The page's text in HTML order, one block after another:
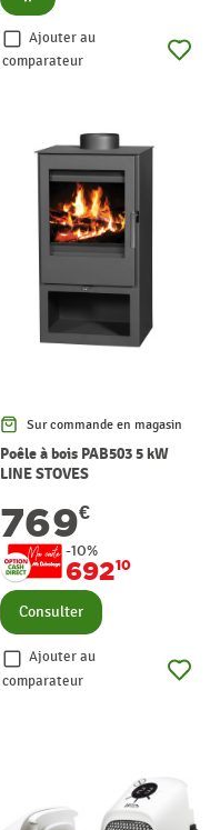
Ajouter au
comparateur
Sur commande en magasin
Poêle à bois PAB503 5 kW
LINE STOVES
769€
-10%
69210
Consulter
Ajouter au
comparateur